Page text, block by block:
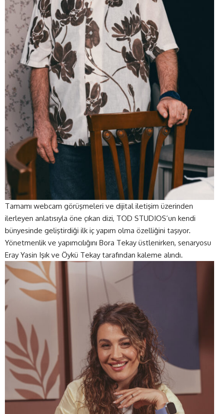
Tamamı webcam görüşmeleri ve dijital iletişim üzerinden
ilerleyen anlatısıyla öne çıkan dizi, TOD STUDIOS’un kendi
bünyesinde geliştirdiği ilk iç yapım olma özelliğini taşıyor.
Yönetmenlik ve yapımcılığını Bora Tekay üstlenirken, senaryosu
Eray Yasin Işık ve Öykü Tekay tarafından kaleme alındı.